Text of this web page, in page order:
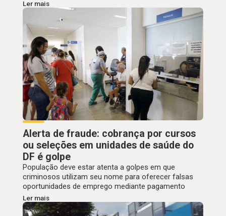
Ler mais
Alerta de fraude: cobrança por cursos
ou seleções em unidades de saúde do
DF é golpe
População deve estar atenta a golpes em que
criminosos utilizam seu nome para oferecer falsas
oportunidades de emprego mediante pagamento
Ler mais